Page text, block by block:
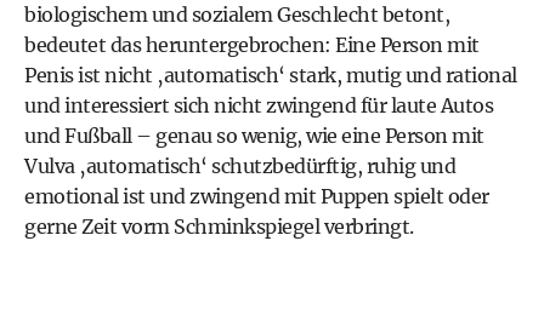
biologischem und sozialem Geschlecht betont,
bedeutet das heruntergebrochen: Eine Person mit
Penis ist nicht ‚automatisch‘ stark, mutig und rational
und interessiert sich nicht zwingend für laute Autos
und Fußball – genau so wenig, wie eine Person mit
Vulva ‚automatisch‘ schutzbedürftig, ruhig und
emotional ist und zwingend mit Puppen spielt oder
gerne Zeit vorm Schminkspiegel verbringt.